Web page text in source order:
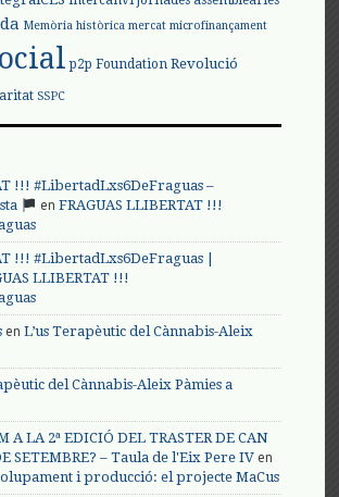
Memòria històrica mercat microfinançament
p2p Foundation Revolució
SSPC
!!! #LibertadLxs6DeFraguas –
enFRAGUAS LLIBERTAT !!!
!!! #LibertadLxs6DeFraguas |
LLIBERTAT !!!
enL’us Terapèutic del Cànnabis-Aleix
del Cànnabis-Aleix Pàmies a
A LA 2ª EDICIÓ DEL TRASTER DE CAN
SETEMBRE? – Taula de l'Eix Pere IV en
i producció: el projecte MaCus